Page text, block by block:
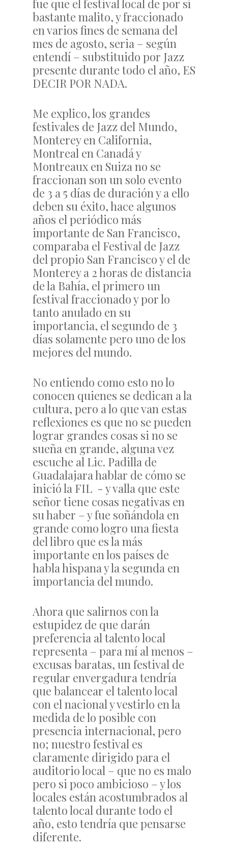
fue que el festival local de por sí
bastante malito, y fraccionado
en varios fines de semana del
mes de agosto, seria – según
entendí – substituido por Jazz
presente durante todo el año, ES
DECIR POR NADA.
Me explico, los grandes
festivales de Jazz del Mundo,
Monterey en California,
Montreal en Canadá y
Montreaux en Suiza no se
fraccionan son un solo evento
de 3 a 5 días de duración y a ello
deben su éxito, hace algunos
años el periódico más
importante de San Francisco,
comparaba el Festival de Jazz
del propio San Francisco y el de
Monterey a 2 horas de distancia
de la Bahía, el primero un
festival fraccionado y por lo
tanto anulado en su
importancia, el segundo de 3
días solamente pero uno de los
mejores del mundo.
No entiendo como esto no lo
conocen quienes se dedican a la
cultura, pero a lo que van estas
reflexiones es que no se pueden
lograr grandes cosas si no se
sueña en grande, alguna vez
escuche al Lic. Padilla de
Guadalajara hablar de cómo se
inició la FIL - y valla que este
señor tiene cosas negativas en
su haber – y fue soñándola en
grande como logro una fiesta
del libro que es la más
importante en los países de
habla hispana y la segunda en
importancia del mundo.
Ahora que salirnos con la
estupidez de que darán
preferencia al talento local
representa – para mí al menos –
excusas baratas, un festival de
regular envergadura tendría
que balancear el talento local
con el nacional y vestirlo en la
medida de lo posible con
presencia internacional, pero
no; nuestro festival es
claramente dirigido para el
auditorio local – que no es malo
pero si poco ambicioso – y los
locales están acostumbrados al
talento local durante todo el
año, esto tendría que pensarse
diferente.